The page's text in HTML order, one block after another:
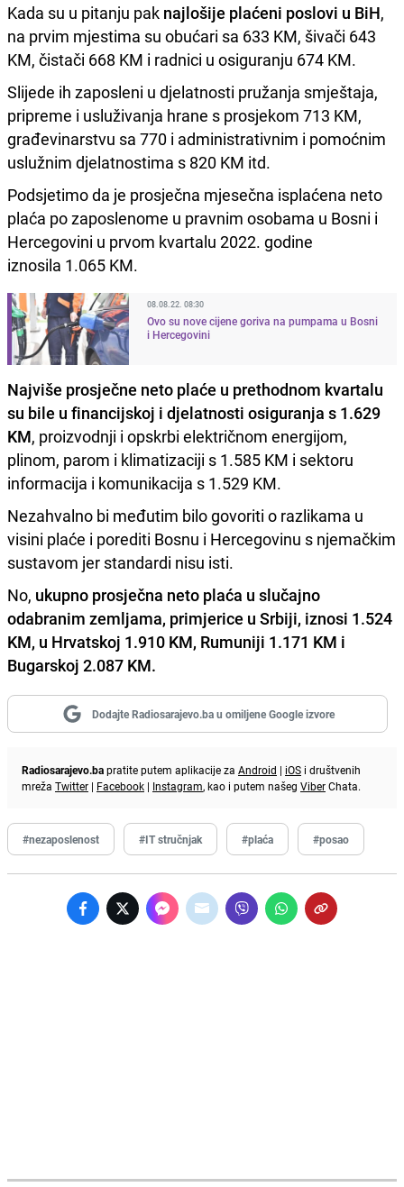
Kada su u pitanju pak najlošije plaćeni poslovi u BiH,
na prvim mjestima su obućari sa 633 KM, šivači 643
KM, čistači 668 KM i radnici u osiguranju 674 KM.
Slijede ih zaposleni u djelatnosti pružanja smještaja,
pripreme i usluživanja hrane s prosjekom 713 KM,
građevinarstvu sa 770 i administrativnim i pomoćnim
uslužnim djelatnostima s 820 KM itd.
Podsjetimo da je prosječna mjesečna isplaćena neto
plaća po zaposlenome u pravnim osobama u Bosni i
Hercegovini u prvom kvartalu 2022. godine
iznosila 1.065 KM.
08.08.22. 08:30
Ovo su nove cijene goriva na pumpama u Bosni
i Hercegovini
Najviše prosječne neto plaće u prethodnom kvartalu
su bile u financijskoj i djelatnosti osiguranja s 1.629
KM, proizvodnji i opskrbi električnom energijom,
plinom, parom i klimatizaciji s 1.585 KM i sektoru
informacija i komunikacija s 1.529 KM.
Nezahvalno bi međutim bilo govoriti o razlikama u
visini plaće i porediti Bosnu i Hercegovinu s njemačkim
sustavom jer standardi nisu isti.
No, ukupno prosječna neto plaća u slučajno
odabranim zemljama, primjerice u Srbiji, iznosi 1.524
KM, u Hrvatskoj 1.910 KM, Rumuniji 1.171 KM i
Bugarskoj 2.087 KM.
Dodajte Radiosarajevo.ba u omiljene Google izvore
Radiosarajevo.bapratite putem aplikacije za Android | iOS i društvenih
mreža Twitter | Facebook | Instagram, kao i putem našeg ViberChata.
#nezaposlenost #IT stručnjak #plaća #posao